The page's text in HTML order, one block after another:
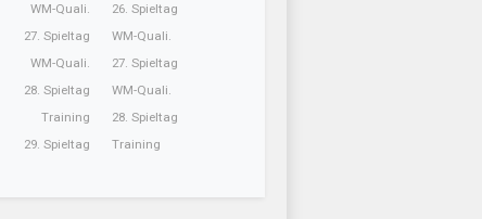
WM-Quali.
27. Spieltag
WM-Quali.
28. Spieltag
Training
29. Spieltag
26. Spieltag
WM-Quali.
27. Spieltag
WM-Quali.
28. Spieltag
Training